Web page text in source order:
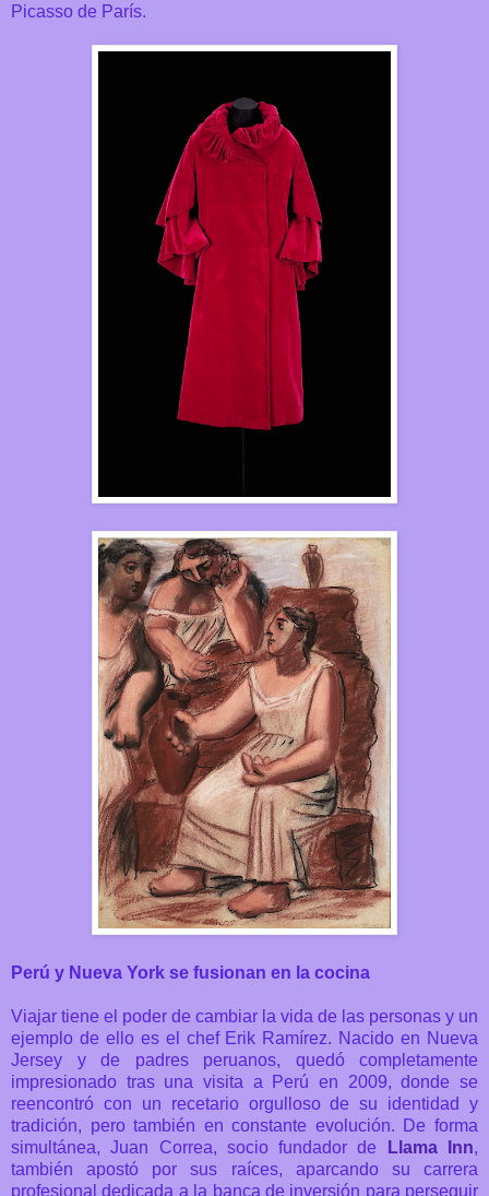
Picasso de París.
Perú y Nueva York se fusionan en la cocina
Viajar tiene el poder de cambiar la vida de las personas y un
ejemplo de ello es el chef Erik Ramírez. Nacido en Nueva
Jersey y de padres peruanos, quedó completamente
impresionado tras una visita a Perú en 2009, donde se
reencontró con un recetario orgulloso de su identidad y
tradición, pero también en constante evolución.
De forma
simultánea, Juan Correa, socio fundador de
Llama Inn,
también apostó por sus raíces, aparcando su carrera
profesional dedicada a la banca de inversión para perseguir